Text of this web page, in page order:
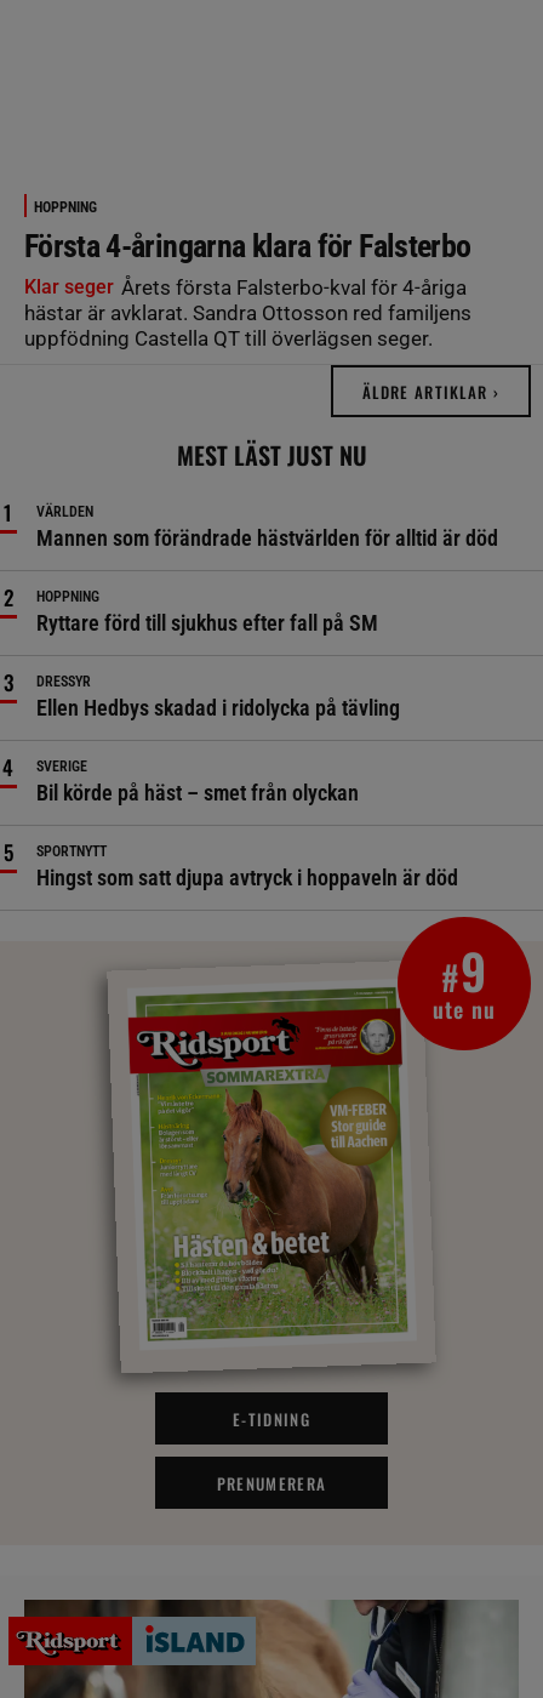
HOPPNING
Första 4-åringarna klara för Falsterbo
Klar seger Årets första Falsterbo-kval för 4-åriga
hästar är avklarat. Sandra Ottosson red familjens
uppfödning Castella QT till överlägsen seger.
ÄLDRE ARTIKLAR ›
MEST LÄST JUST NU
VÄRLDEN
Mannen som förändrade hästvärlden för alltid är död
HOPPNING
Ryttare förd till sjukhus efter fall på SM
DRESSYR
Ellen Hedbys skadad i ridolycka på tävling
SVERIGE
Bil körde på häst – smet från olyckan
SPORTNYTT
Hingst som satt djupa avtryck i hoppaveln är död
#9
ute nu
E-TIDNING
PRENUMERERA